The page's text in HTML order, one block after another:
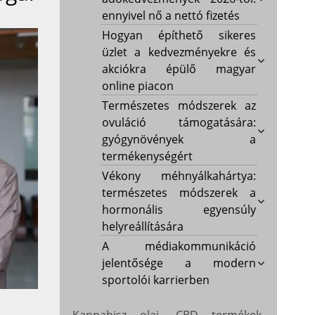
ennyivel nő a nettó fizetés
Hogyan építhető sikeres
üzlet a kedvezményekre és
akciókra épülő magyar
online piacon
Természetes módszerek az
ovuláció támogatására:
gyógynövények a
termékenységért
Vékony méhnyálkahártya:
természetes módszerek a
hormonális egyensúly
helyreállítására
A médiakommunikáció
jelentősége a modern
sportolói karrierben